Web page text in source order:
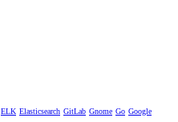
ELK Elasticsearch GitLab Gnome Go Google